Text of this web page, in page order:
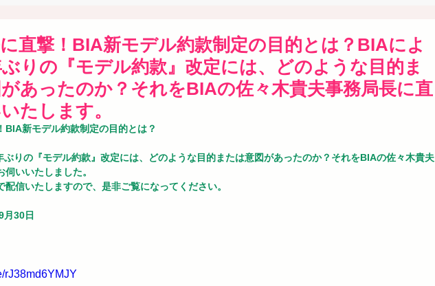
直撃！BIA新モデル約款制定の目的とは？BIAによ
りの『モデル約款』改定には、どのような目的ま
あったのか？それをBIAの佐々木貴夫事務局長に直
たします。
BIA新モデル約款制定の目的とは？
ぶりの『モデル約款』改定には、どのような目的または意図があったのか？それをBIAの佐々木貴夫
いいたしました。
配信いたしますので、是非ご覧になってください。
月30日
rJ38md6YMJY